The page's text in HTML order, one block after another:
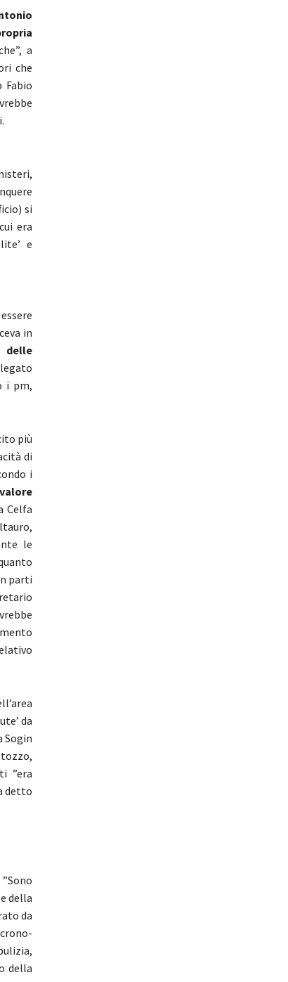
a
che
Fabio
si
era
e
in
delle
i pm,
più
di
i
Celfa
le
parti
da
Sogin
”era
detto
della
da
della